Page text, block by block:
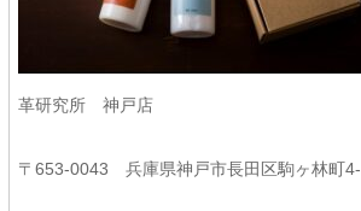
革研究所 神戸店
〒653-0043 兵庫県神戸市長田区駒ヶ林町